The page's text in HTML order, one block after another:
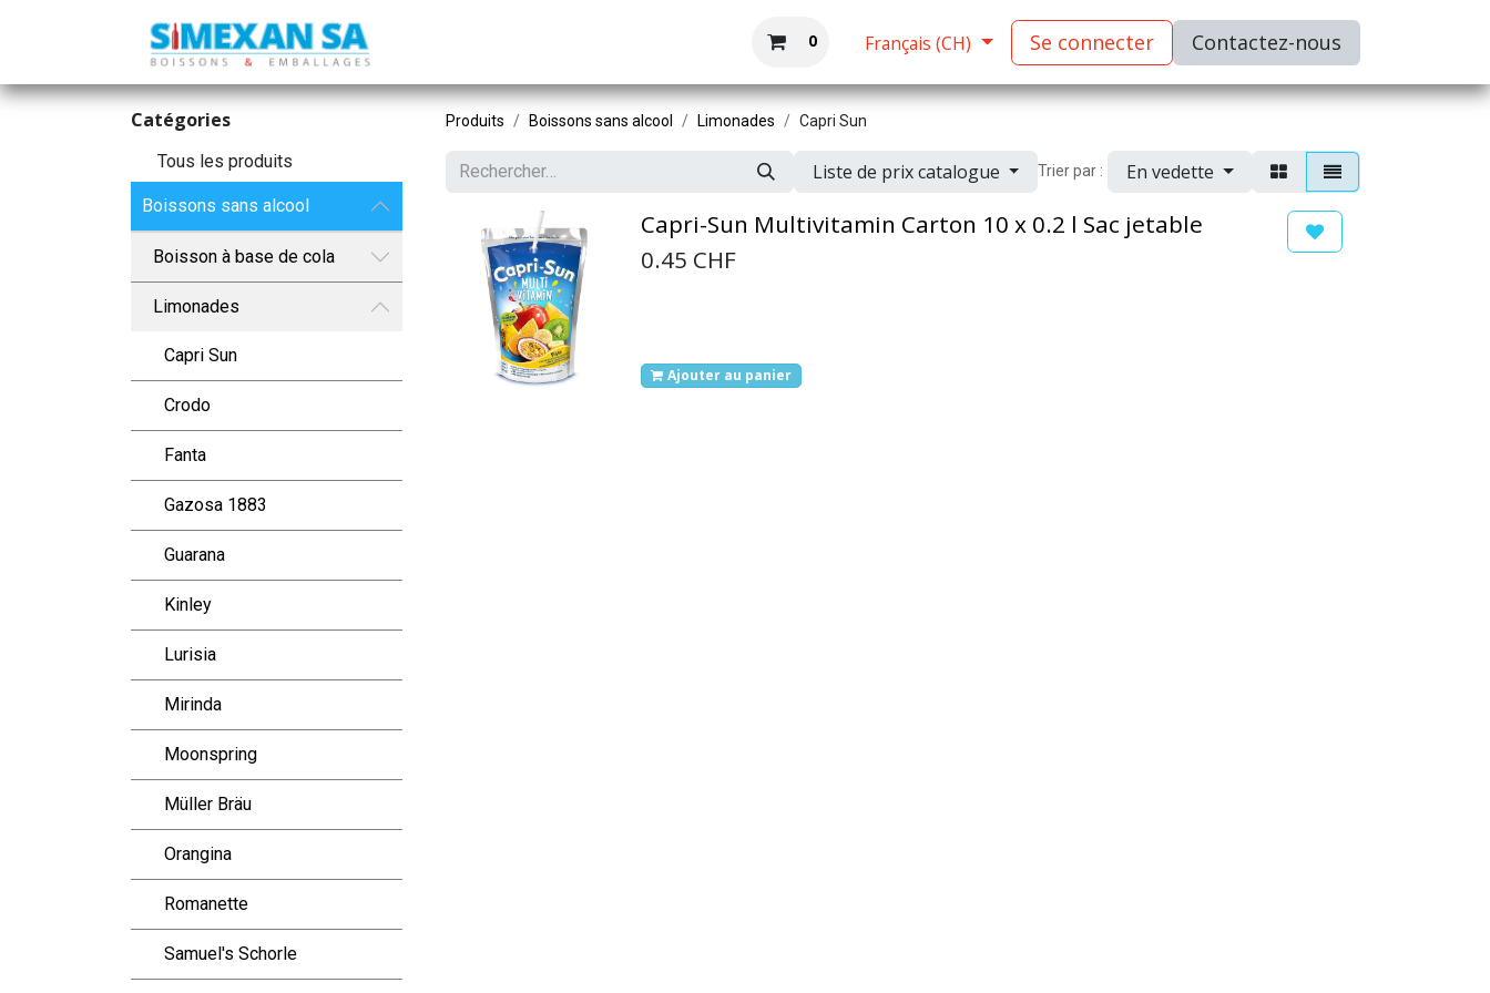
0 Français (CH) Se connecter C​​​​ontactez-nous
Catégories
Tous les produits
Boissons sans alcool
Boisson à base de cola
Limonades
Capri Sun
Crodo
Fanta
Gazosa 1883
Guarana
Kinley
Lurisia
Mirinda
Moonspring
Müller Bräu
Orangina
Romanette
Samuel's Schorle
Produits Boissons sans alcool Limonades Capri Sun
Liste de prix catalogue Trier par : En vedette
Capri-Sun Multivitamin Carton 10 x 0.2 l Sac jetable
0.45 CHF
Ajouter au panier